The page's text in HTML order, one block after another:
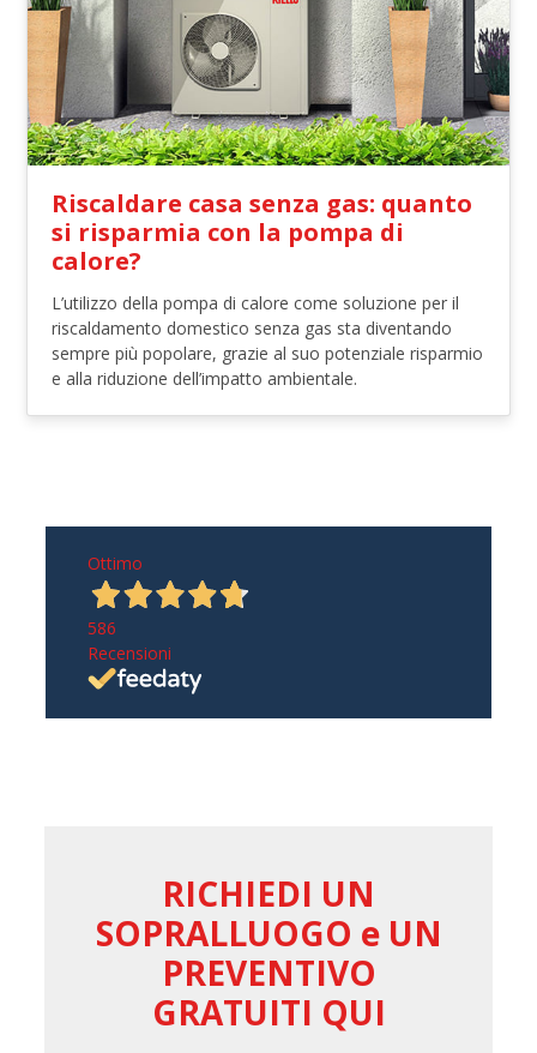
Riscaldare casa senza gas: quanto
si risparmia con la pompa di
calore?
L’utilizzo della pompa di calore come soluzione per il
riscaldamento domestico senza gas sta diventando
sempre più popolare, grazie al suo potenziale risparmio
e alla riduzione dell’impatto ambientale.
Ottimo
586
Recensioni
RICHIEDI UN
SOPRALLUOGO e UN
PREVENTIVO
GRATUITI QUI